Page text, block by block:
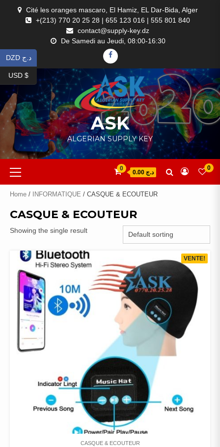
Cité les oranges mascaro, El Hamiz, EL Dar-Bida, Alger
+(213) 770 20 25 28 | 655 123 016 | 555 801 840
contact@supply-key.dz
De Samedi au Jeudi, 08:00-16:30
FACEBOOK
ASK
ALGERIAN SUPPLY KEY
Primary
Menu
0
د.ج 0.00
0
Home / INFORMATIQUE / CASQUE & ECOUTEUR
CASQUE & ECOUTEUR
Showing the single result
VENTE!
CASQUE & ECOUTEUR
DZD د.ج
USD $